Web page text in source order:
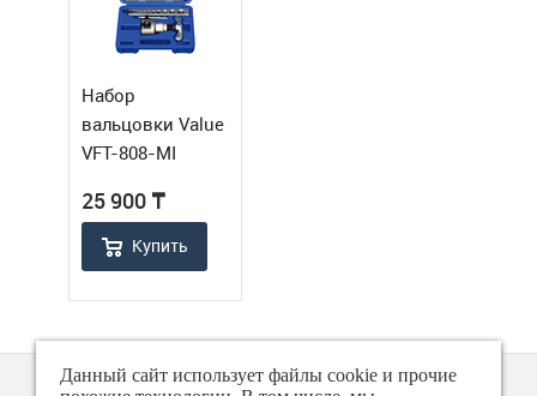
Набор
вальцовки Value
VFT-808-MI
25 900 ₸
Купить
Данный сайт использует файлы cookie и прочие